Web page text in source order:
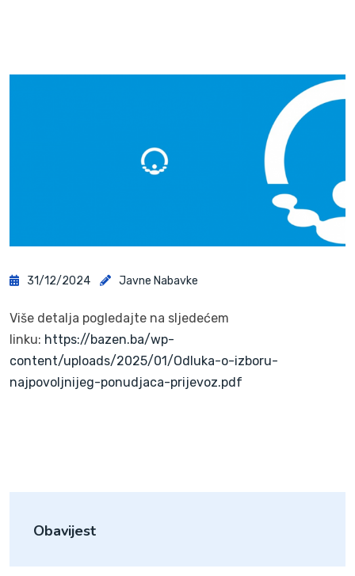
31/12/2024 Javne Nabavke
Više detalja pogledajte na sljedećem
linku: https://bazen.ba/wp-
content/uploads/2025/01/Odluka-o-izboru-
najpovoljnijeg-ponudjaca-prijevoz.pdf
Obavijest